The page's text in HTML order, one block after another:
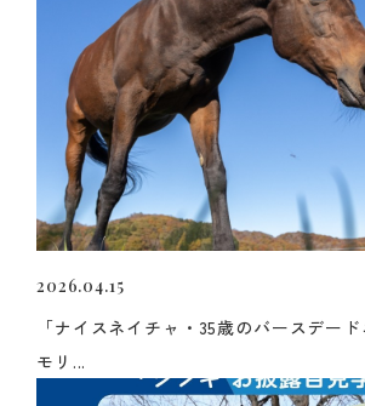
2026.04.15
「ナイスネイチャ・35歳のバースデー
モリ...